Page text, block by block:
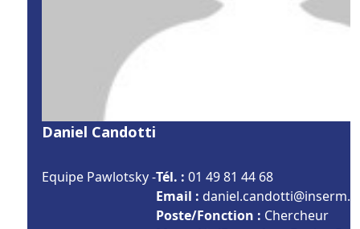
Daniel Candotti
Equipe Pawlotsky -Tél. : 01 49 81 44 68
Email : rf.mresni@ittodnac.leinad
Poste/Fonction : Chercheur